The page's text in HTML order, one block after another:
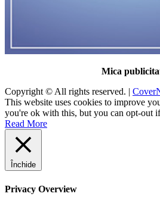
Mica
Copyright © All rights reserved. |
This website uses cookies to improve
you're ok with this, but you can opt-out
Read More
Închide
Privacy Overview